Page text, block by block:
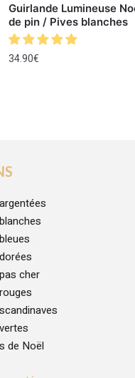
Guirlande Lumineuse
de pin / Pives blanches
34.90€
cher
de Noël